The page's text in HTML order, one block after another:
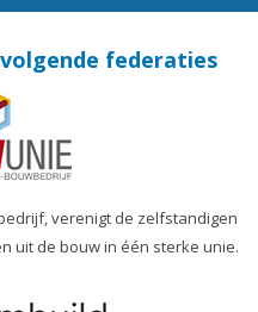
federaties
verenigt de zelfstandigen
uit de bouw in één sterke unie.